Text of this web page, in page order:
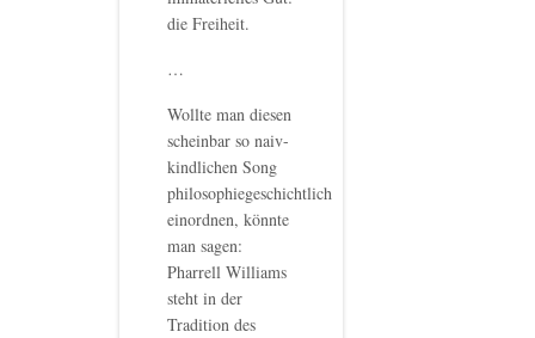
die Freiheit.
…
Wollte man diesen
scheinbar so naiv-
kindlichen Song
philosophiegeschichtlich
einordnen, könnte
man sagen:
Pharrell Williams
steht in der
Tradition des